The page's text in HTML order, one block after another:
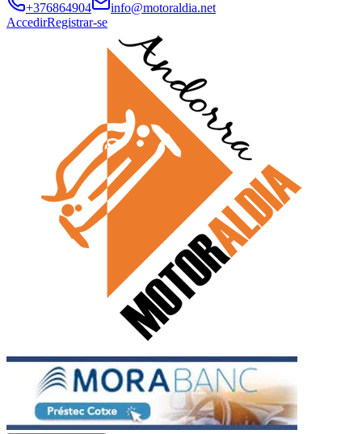
+376864904
info@motoraldia.net
AccedirRegistrar-se